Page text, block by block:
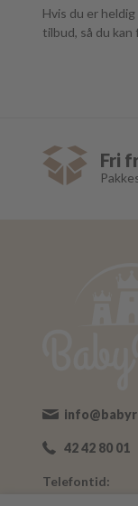
Hvis du er
tilbud, så du kan
Fri
42 42 80 01
Telefontid: